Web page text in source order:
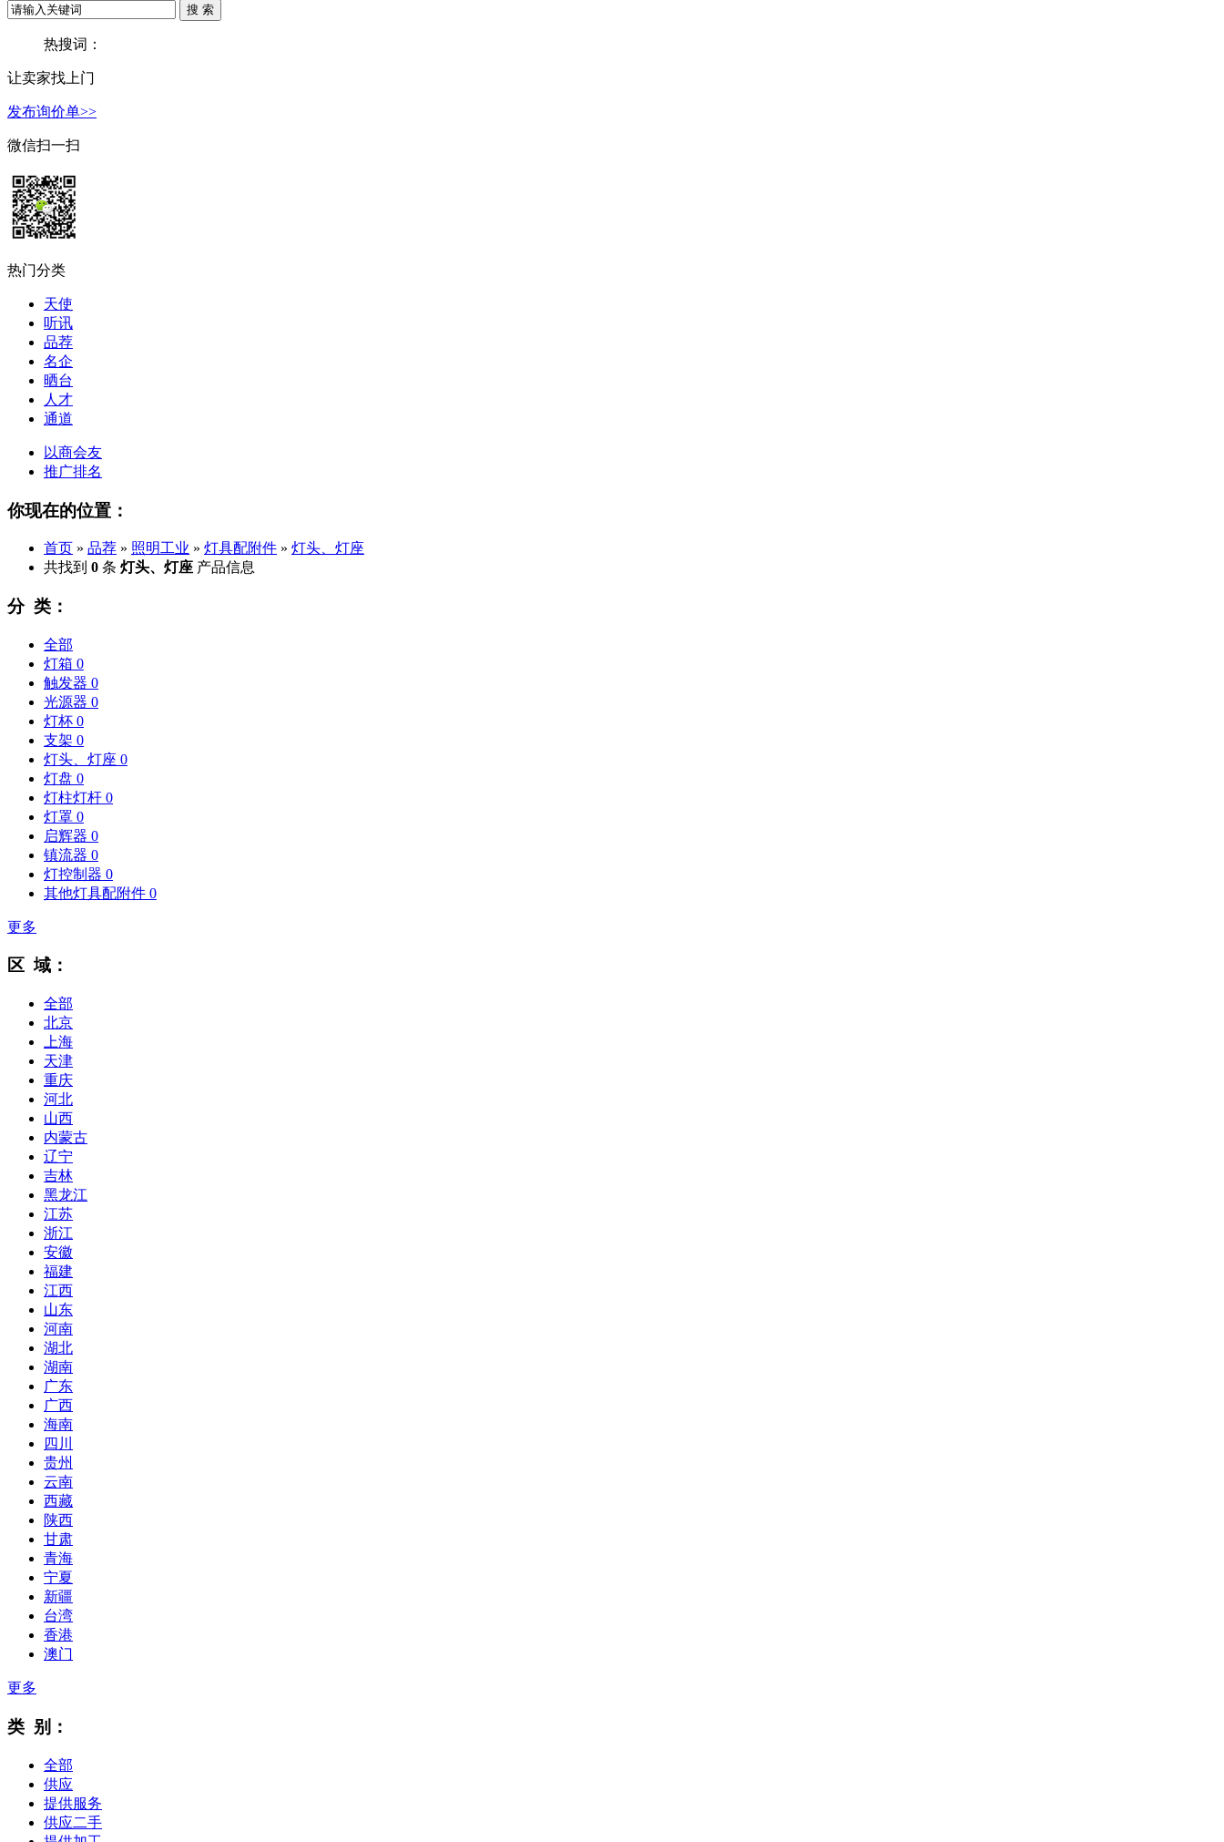
热搜词：
让卖家找上门
发布询价单>>
微信扫一扫
热门分类
天使
听讯
品荐
名企
晒台
人才
通道
以商会友
推广排名
你现在的位置：
首页 » 品荐 » 照明工业 » 灯具配附件 » 灯头、灯座
共找到 0 条 灯头、灯座 产品信息
分 类：
全部
灯箱 0
触发器 0
光源器 0
灯杯 0
支架 0
灯头、灯座 0
灯盘 0
灯柱灯杆 0
灯罩 0
启辉器 0
镇流器 0
灯控制器 0
其他灯具配附件 0
更多
区 域：
全部
北京
上海
天津
重庆
河北
山西
内蒙古
辽宁
吉林
黑龙江
江苏
浙江
安徽
福建
江西
山东
河南
湖北
湖南
广东
广西
海南
四川
贵州
云南
西藏
陕西
甘肃
青海
宁夏
新疆
台湾
香港
澳门
更多
类 别：
全部
供应
提供服务
供应二手